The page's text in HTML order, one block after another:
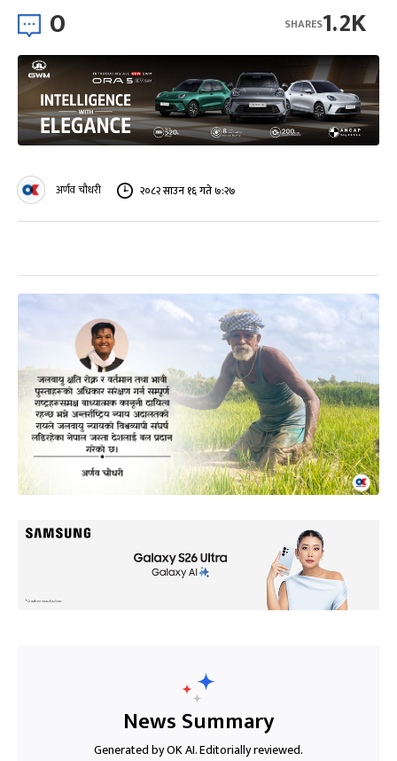
0 1.2K
SHARES
अर्णव चौधरी २०८२ साउन १६ गते ७:२७
News Summary
Generated by OK AI. Editorially reviewed.